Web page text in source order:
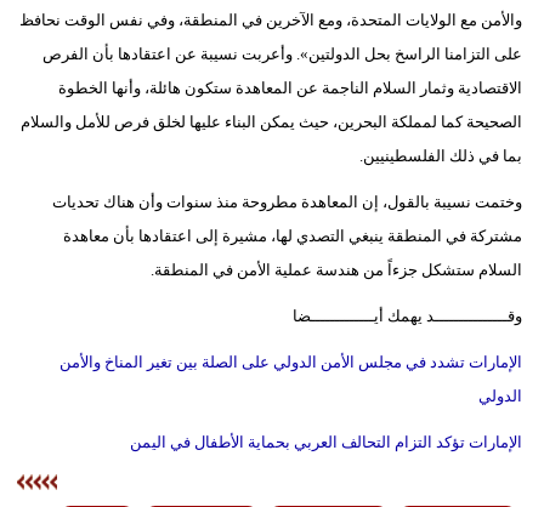
والأمن مع الولايات المتحدة، ومع الآخرين في المنطقة، وفي نفس الوقت نحافظ
على التزامنا الراسخ بحل الدولتين». وأعربت نسيبة عن اعتقادها بأن الفرص
الاقتصادية وثمار السلام الناجمة عن المعاهدة ستكون هائلة، وأنها الخطوة
الصحيحة كما لمملكة البحرين، حيث يمكن البناء عليها لخلق فرص للأمل والسلام
بما في ذلك الفلسطينيين.
وختمت نسيبة بالقول، إن المعاهدة مطروحة منذ سنوات وأن هناك تحديات
مشتركة في المنطقة ينبغي التصدي لها، مشيرة إلى اعتقادها بأن معاهدة
السلام ستشكل جزءاً من هندسة عملية الأمن في المنطقة.
وقـــــــــــــــد يهمك أيـــــــــــــضا
الإمارات تشدد في مجلس الأمن الدولي على الصلة بين تغير المناخ والأمن
الدولي
الإمارات تؤكد التزام التحالف العربي بحماية الأطفال في اليمن